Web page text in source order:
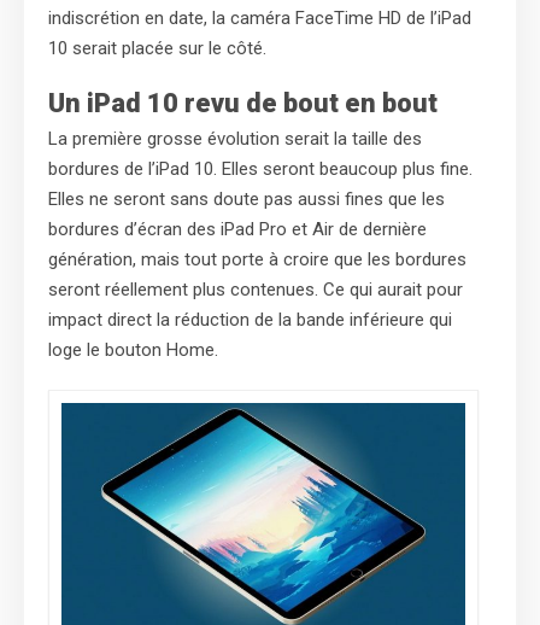
indiscrétion en date, la caméra FaceTime HD de l’iPad
10 serait placée sur le côté.
Un iPad 10 revu de bout en bout
La première grosse évolution serait la taille des
bordures de l’iPad 10. Elles seront beaucoup plus fine.
Elles ne seront sans doute pas aussi fines que les
bordures d’écran des iPad Pro et Air de dernière
génération, mais tout porte à croire que les bordures
seront réellement plus contenues. Ce qui aurait pour
impact direct la réduction de la bande inférieure qui
loge le bouton Home.